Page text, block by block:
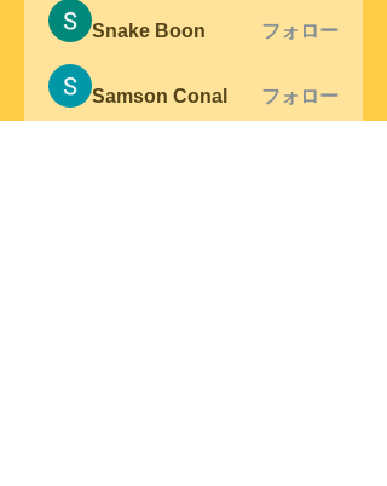
Snake Boon フォロー
Samson Conal フォロー